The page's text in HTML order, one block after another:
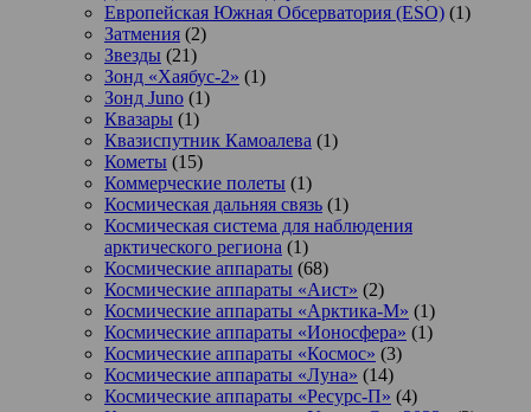
Европейская Южная Обсерватория (ESO) (1)
Затмения (2)
Звезды (21)
Зонд «Хаябус-2» (1)
Зонд Juno (1)
Квазары (1)
Квазиспутник Камоалева (1)
Кометы (15)
Коммерческие полеты (1)
Космическая дальняя связь (1)
Космическая система для наблюдения
арктического региона (1)
Космические аппараты (68)
Космические аппараты «Аист» (2)
Космические аппараты «Арктика-М» (1)
Космические аппараты «Ионосфера» (1)
Космические аппараты «Космос» (3)
Космические аппараты «Луна» (14)
Космические аппараты «Ресурс-П» (4)